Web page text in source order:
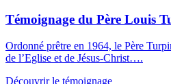
Témoignage du Père Louis
Ordonné prêtre en 1964, le Père
de l’Eglise et de Jésus-Christ….
Découvrir le témoignage